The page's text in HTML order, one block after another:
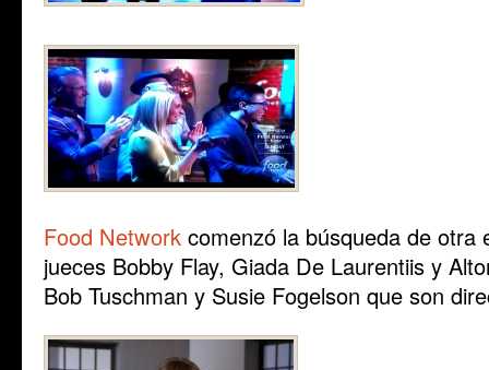
Food Network comenzó la búsqueda de otra
jueces Bobby Flay, Giada De Laurentiis y
Bob Tuschman y Susie Fogelson que son